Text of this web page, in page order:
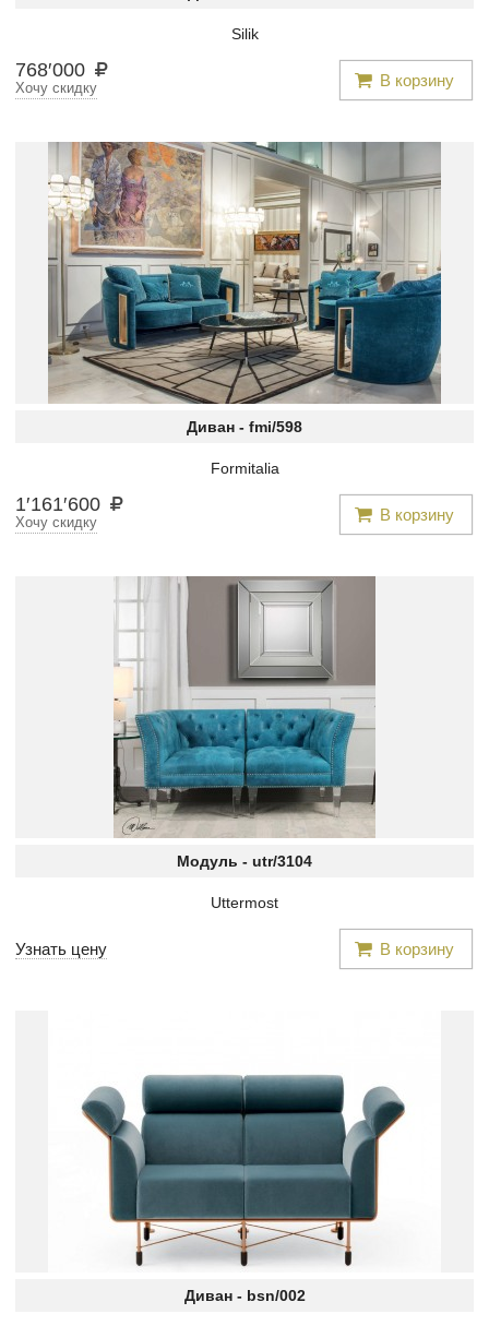
Silik
768′000 В корзину
Хочу скидку
Диван - fmi/598
Formitalia
1′161′600 В корзину
Хочу скидку
Модуль - utr/3104
Uttermost
Узнать цену В корзину
Диван - bsn/002